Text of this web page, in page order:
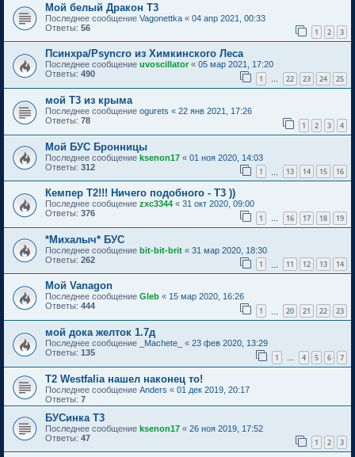
Мой белый Дракон Т3
Последнее сообщение Vagonettka « 04 апр 2021, 00:33
Ответы: 56 1 2 3
Псинхра/Psyncro из Химкинского Леса
Последнее сообщение uvoscillator « 05 мар 2021, 17:20
Ответы: 490 1 … 22 23 24 25
мой Т3 из крыма
Последнее сообщение ogurets « 22 янв 2021, 17:26
Ответы: 78 1 2 3 4
Мой БУС Бронницы
Последнее сообщение ksenon17 « 01 ноя 2020, 14:03
Ответы: 312 1 13 14 15 16
Кемпер Т2!!! Ничего подобного - Т3 ))
Последнее сообщение zxc3344 « 31 окт 2020, 09:00
Ответы: 376 1 … 16 17 18 19
*Михалыч* БУС
Последнее сообщение bit-bit-brit « 31 мар 2020, 18:30
Ответы: 262 1 11 12 13 14
Мой Vanagon
Последнее сообщение Gleb « 15 мар 2020, 16:26
Ответы: 444 1 20 21 22 23
мой дока желток 1.7д
Последнее сообщение _Machete_ « 23 фев 2020, 13:29
Ответы: 135 1 … 4 5 6 7
T2 Westfalia нашел наконец то!
Последнее сообщение Anders « 01 дек 2019, 20:17
Ответы: 7
БУСинка Т3
Последнее сообщение ksenon17 « 26 ноя 2019, 17:52
Ответы: 47 1 2 3